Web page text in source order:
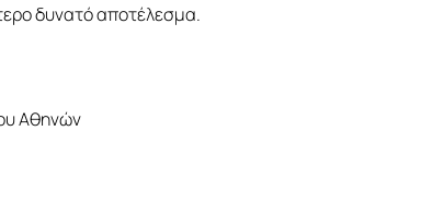
δυνατό αποτέλεσμα.
Αθηνών